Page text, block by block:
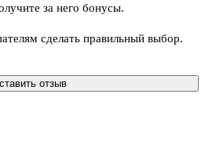
за него бонусы.
сделать правильный выбор.
отзыв